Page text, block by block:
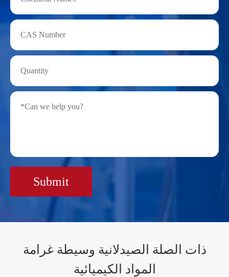
Submit
ذات الصلة الصيدلانية وسيطة غرامة
المواد الكيميائية